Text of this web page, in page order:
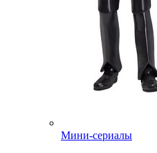
Мини-сериалы